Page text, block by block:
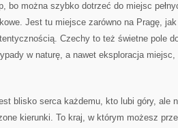
bo można szybko dotrzeć do miejsc
Jest tu miejsce zarówno na Pragę,
Czechy to też świetne pole
w naturę, a nawet eksploracja
blisko serca każdemu, kto lubi góry, ale
kierunki. To kraj, w którym możesz